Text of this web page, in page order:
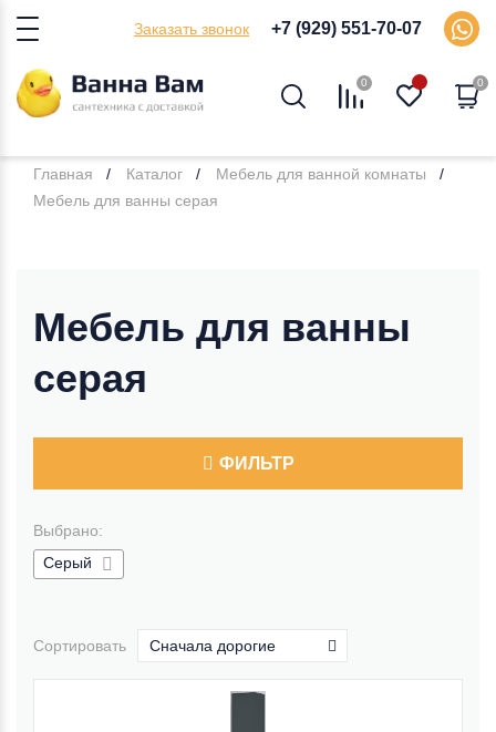
Заказать звонок +7 (929) 551-70-07
0 0
Главная Каталог
Мебель для ванной комнаты
Мебель для ванны серая
Мебель для ванны
серая
ФИЛЬТР
Выбрано:
Серый
Сортировать Сначала дорогие